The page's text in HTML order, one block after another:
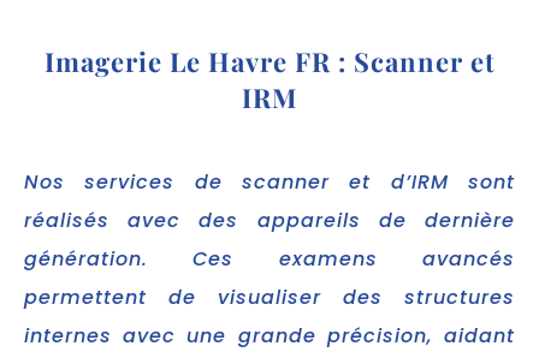
Imagerie Le Havre FR : Scanner et
IRM
Nos services de scanner et d’IRM sont
réalisés avec des appareils de dernière
génération. Ces examens avancés
permettent de visualiser des structures
internes avec une grande précision, aidant